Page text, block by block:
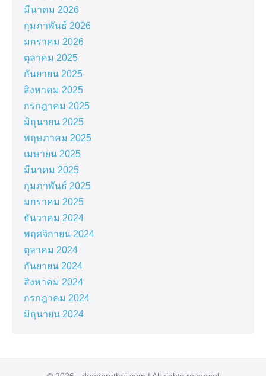
มีนาคม 2026
กุมภาพันธ์ 2026
มกราคม 2026
ตุลาคม 2025
กันยายน 2025
สิงหาคม 2025
กรกฎาคม 2025
มิถุนายน 2025
พฤษภาคม 2025
เมษายน 2025
มีนาคม 2025
กุมภาพันธ์ 2025
มกราคม 2025
ธันวาคม 2024
พฤศจิกายน 2024
ตุลาคม 2024
กันยายน 2024
สิงหาคม 2024
กรกฎาคม 2024
มิถุนายน 2024